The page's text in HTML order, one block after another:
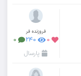
فروزنده فر
۰ ۲۴۰ ۰
پارسال